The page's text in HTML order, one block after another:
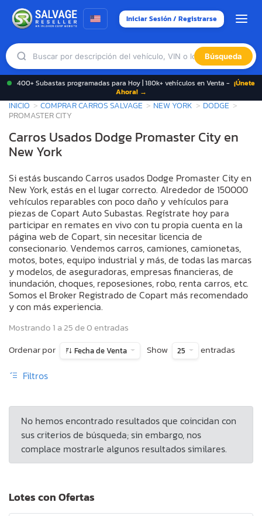
Iniciar Sesión / Registrarse
Búsqueda
400+ Subastas programadas para Hoy | 180k+ vehículos en Venta - ¡Únete
Ahora! →
INICIO COMPRAR CARROS SALVAGE NEW YORK
DODGE
PROMASTER CITY
Carros Usados Dodge Promaster City en
New York
Si estás buscando Carros usados Dodge Promaster City en
New York, estás en el lugar correcto. Alrededor de 150000
vehículos reparables con poco daño y vehículos para
piezas de Copart Auto Subastas. Regístrate hoy para
participar en remates en vivo con tu propia cuenta en la
página web de Copart, sin necesitar licencia de
consecionario. Vendemos carros, camiones, camionetas,
motos, botes, equipo industrial y más, de todas las marcas
y modelos, de aseguradoras, empresas financieras, de
inundación, choques, reposesiones, robo, renta carros, etc.
Somos el Broker Registrado de Copart más recomendado
y con más experiencia.
Mostrando 1 a 25 de 0 entradas
Ordenar por
Fecha de Venta Show 25 entradas
Filtros
No hemos encontrado resultados que coincidan con
sus criterios de búsqueda; sin embargo, nos
complace mostrarle algunos resultados similares.
Lotes con Ofertas